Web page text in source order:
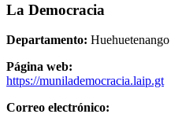
La Democracia
Departamento: Huehuetenango
Página web:
https://munilademocracia.laip.gt
Correo electrónico: